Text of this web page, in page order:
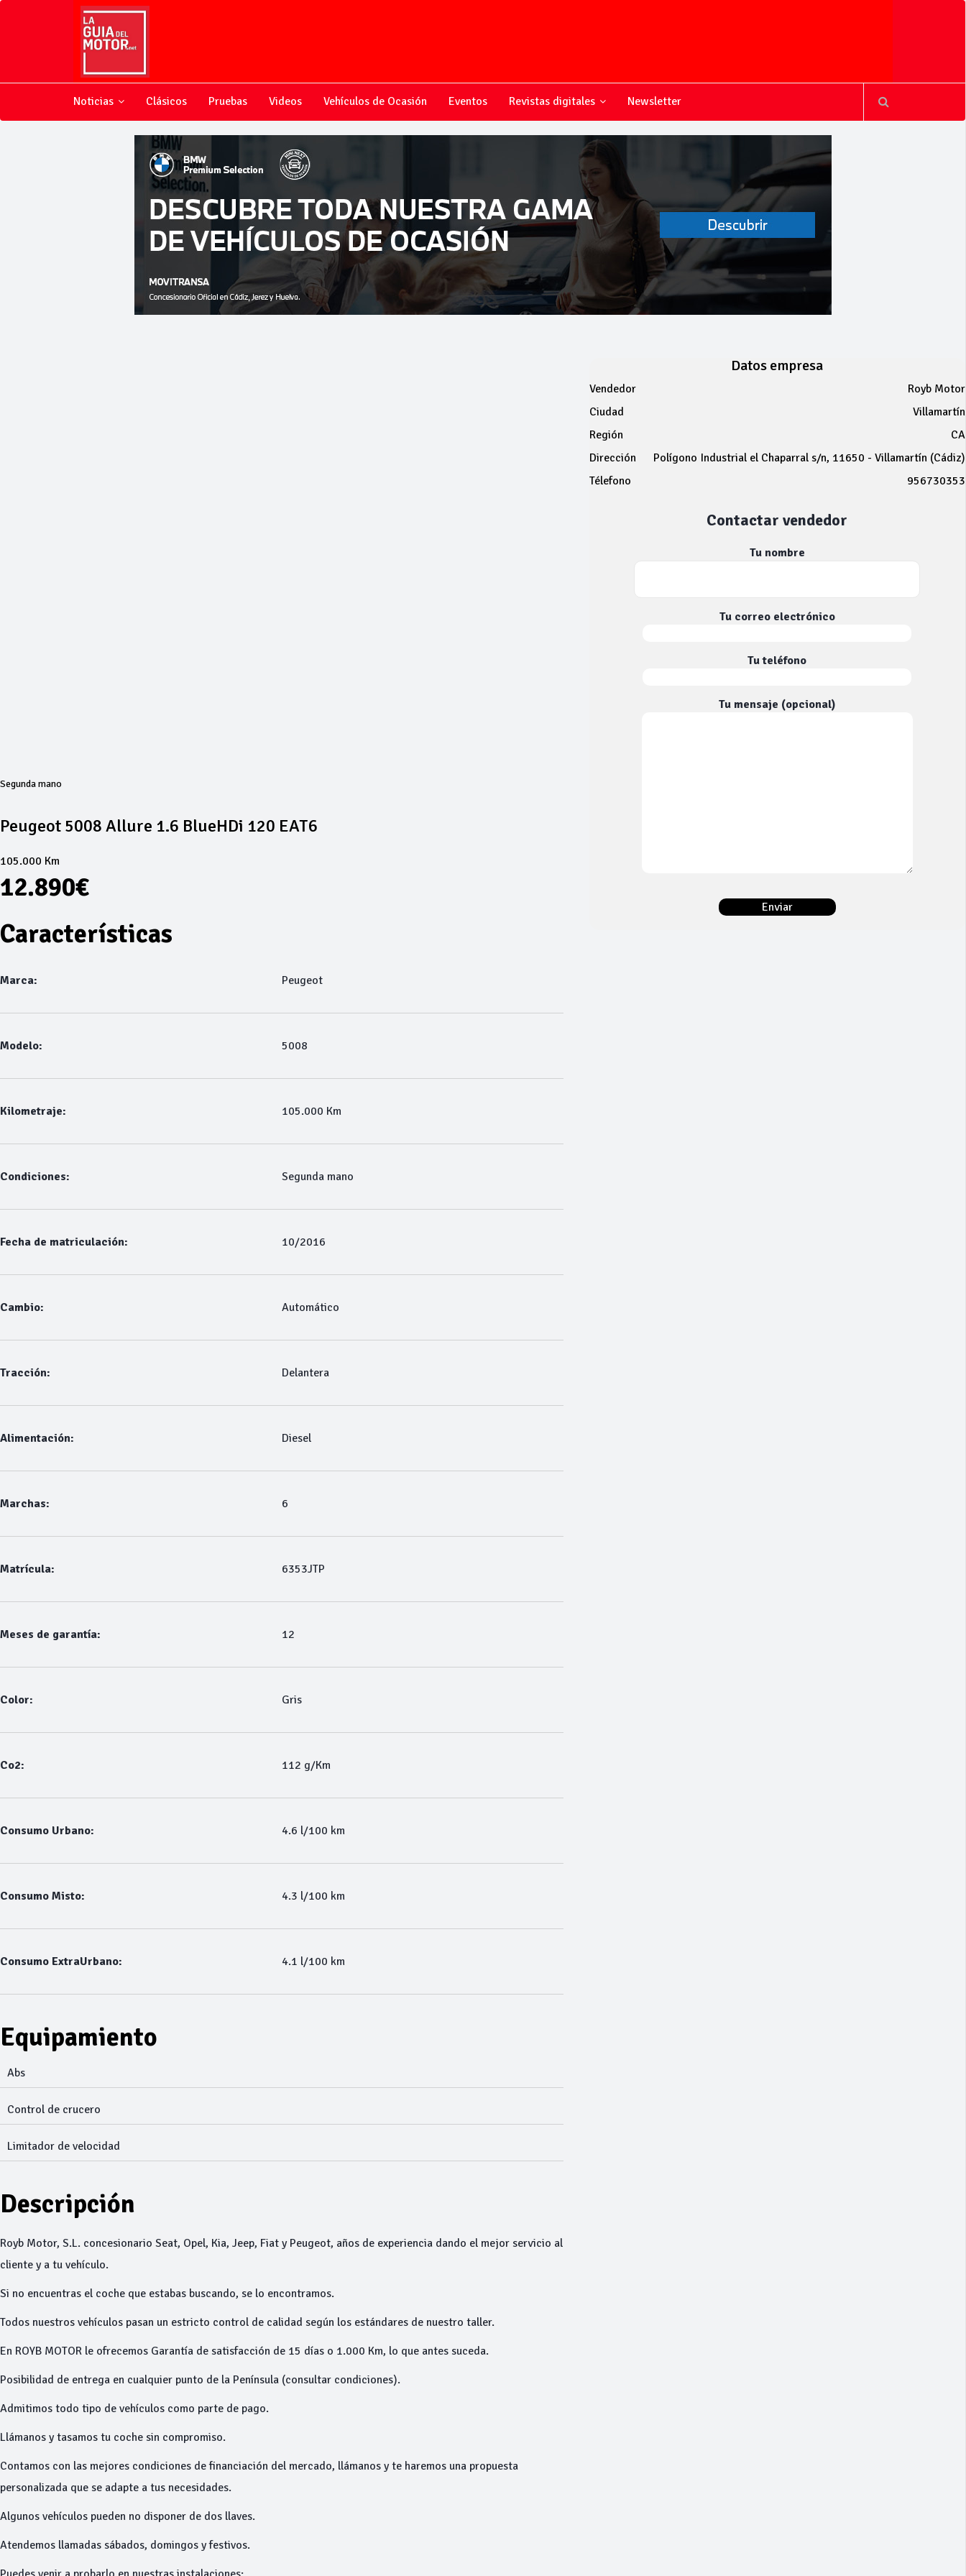
Noticias Clásicos Pruebas Videos Vehículos de Ocasión Eventos Revistas digitales Newsletter
Segunda mano
Peugeot 5008 Allure 1.6 BlueHDi 120 EAT6
105.000 Km
12.890€
Características
Marca: Peugeot
Modelo: 5008
Kilometraje: 105.000 Km
Condiciones: Segunda mano
Fecha de matriculación: 10/2016
Cambio: Automático
Tracción: Delantera
Alimentación: Diesel
Marchas: 6
Matrícula: 6353JTP
Meses de garantía: 12
Color: Gris
Co2: 112 g/Km
Consumo Urbano: 4.6 l/100 km
Consumo Misto: 4.3 l/100 km
Consumo ExtraUrbano: 4.1 l/100 km
Equipamiento
Abs
Control de crucero
Limitador de velocidad
Descripción
Royb Motor, S.L. concesionario Seat, Opel, Kia, Jeep, Fiat y Peugeot, años de experiencia dando el mejor servicio al
cliente y a tu vehículo.
Si no encuentras el coche que estabas buscando, se lo encontramos.
Todos nuestros vehículos pasan un estricto control de calidad según los estándares de nuestro taller.
En ROYB MOTOR le ofrecemos Garantía de satisfacción de 15 días o 1.000 Km, lo que antes suceda.
Posibilidad de entrega en cualquier punto de la Península (consultar condiciones).
Admitimos todo tipo de vehículos como parte de pago.
Llámanos y tasamos tu coche sin compromiso.
Contamos con las mejores condiciones de financiación del mercado, llámanos y te haremos una propuesta
personalizada que se adapte a tus necesidades.
Algunos vehículos pueden no disponer de dos llaves.
Atendemos llamadas sábados, domingos y festivos.
Datos empresa
Vendedor
Royb Motor
Ciudad
Villamartín
Región
CA
Dirección
Polígono Industrial el Chaparral s/n, 11650 - Villamartín (Cádiz)
Télefono
956730353
Contactar vendedor
Tu nombre
Tu correo electrónico
Tu teléfono
Tu mensaje (opcional)